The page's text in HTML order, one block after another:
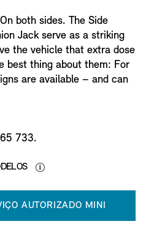
both sides. The Side
Jack serve as a striking
the vehicle that extra dose
best thing about them: For
are available – and can
733.
AUTORIZADO MINI